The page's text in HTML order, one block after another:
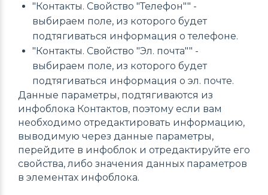
"Контакты. Свойство "Телефон"" -
выбираем поле, из которого будет
подтягиваться информация о телефоне.
"Контакты. Свойство "Эл. почта"" -
выбираем поле, из которого будет
подтягиваться информация о эл. почте.
Данные параметры, подтягиваются из
инфоблока Контактов, поэтому если вам
необходимо отредактировать информацию,
выводимую через данные параметры,
перейдите в инфоблок и отредактируйте его
свойства, либо значения данных параметров
в элементах инфоблока.